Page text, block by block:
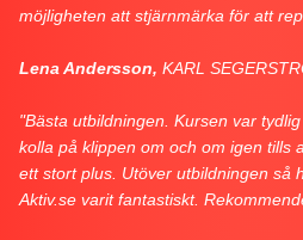
möjligheten att stjärnmärka för att
Lena Andersson, KARL
"Bästa utbildningen. Kursen var
kolla på klippen om och om igen tills
ett stort plus. Utöver utbildningen så
Aktiv.se varit fantastiskt.